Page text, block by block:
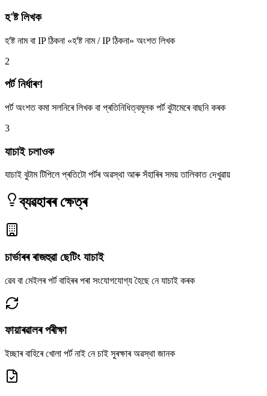
হ'ষ্ট লিখক
হ'ষ্ট নাম বা IP ঠিকনা «হ'ষ্ট নাম / IP ঠিকনা» অংশত লিখক
2
পৰ্ট নিৰ্ধাৰণ
পৰ্ট অংশত কমা সলনিৰে লিখক বা প্ৰতিনিধিত্বমূলক পৰ্ট বুটামেৰে বাছনি কৰক
3
যাচাই চলাওক
যাচাই বুটাম টিপিলে প্ৰতিটো পৰ্টৰ অৱস্থা আৰু সঁহাৰিৰ সময় তালিকাত দেখুৱায়
ব্যৱহাৰৰ ক্ষেত্ৰ
চাৰ্ভাৰৰ ৰাজহুৱা ছেটিং যাচাই
ৱেব বা মেইলৰ পৰ্ট বাহিৰৰ পৰা সংযোগযোগ্য হৈছে নে যাচাই কৰক
ফায়াৰৱালৰ পৰীক্ষা
ইচ্ছাৰ বাহিৰে খোলা পৰ্ট নাই নে চাই সুৰক্ষাৰ অৱস্থা জানক